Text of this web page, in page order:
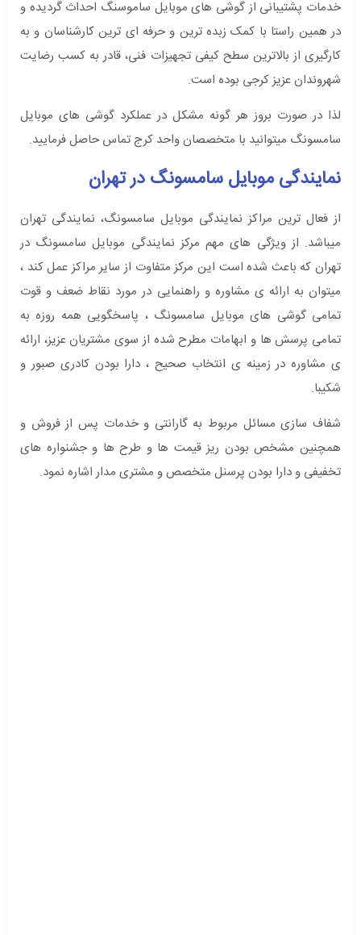
خدمات پشتیبانی از گوشی های موبایل ساموسنگ احداث گردیده و
در همین راستا با کمک زبده ترین و حرفه ای ترین کارشناسان و به
کارگیری از بالاترین سطح کیفی تجهیزات فنی، قادر به کسب رضایت
شهروندان عزیز کرجی بوده است.
لذا در صورت بروز هر گونه مشکل در عملکرد گوشی های موبایل
سامسونگ میتوانید با متخصصان واحد کرج تماس حاصل فرمایید.
نمایندگی موبایل سامسونگ در تهران
از فعال ترین مراکز نمایندگی موبایل سامسونگ، نمایندگی تهران
میباشد. از ویژگی های مهم مرکز نمایندگی موبایل سامسونگ در
تهران که باعث شده است این مرکز متفاوت از سایر مراکز عمل کند ،
میتوان به ارائه ی مشاوره و راهنمایی در مورد نقاط ضعف و قوت
تمامی گوشی های موبایل سامسونگ ، پاسخگویی همه روزه به
تمامی پرسش ها و ابهامات مطرح شده از سوی مشتریان عزیز، ارائه
ی مشاوره در زمینه ی انتخاب صحیح ، دارا بودن کادری صبور و
شکیبا.
شفاف سازی مسائل مربوط به گارانتی و خدمات پس از فروش و
همچنین مشخص بودن ریز قیمت ها و طرح ها و جشنواره های
تخفیفی و دارا بودن پرسنل متخصص و مشتری مدار اشاره نمود.